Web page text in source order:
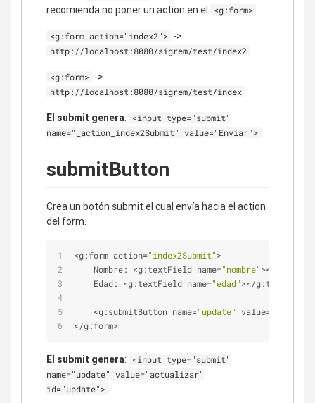
recomienda no poner un action en el
<g:form> .
<g:form action="index2"> ->
http://localhost:8080/sigrem/test/index2
<g:form> ->
http://localhost:8080/sigrem/test/index
El submit genera:
<input type="submit"
name="_action_index2Submit" value="Enviar">
submitButton
Crea un botón submit el cual envía hacia el action
del form.
<g:form action="index2Submit">
    Nombre:
<g:textField name="nombre"><
    Edad:
<g:textField name="edad"></g:textField
<g:submitButton name="update" value=
</g:form>
El submit genera:
<input type="submit"
name="update" value="actualizar"
id="update">